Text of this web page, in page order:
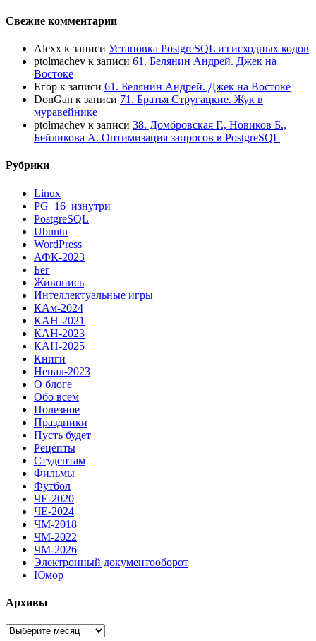
Свежие комментарии
Alexx к записи Установка PostgreSQL из исходных кодов
ptolmachev к записи 61. Белянин Андрей. Джек на
Востоке
Егор к записи 61. Белянин Андрей. Джек на Востоке
DonGan к записи 71. Братья Стругацкие. Жук в
муравейнике
ptolmachev к записи 38. Домбровская Г., Новиков Б.,
Бейликова А. Оптимизация запросов в PostgreSQL
Рубрики
Linux
PG_16_изнутри
PostgreSQL
Ubuntu
WordPress
АФК-2023
Бег
Живопись
Интеллектуальные игры
КАм-2024
КАН-2021
КАН-2023
КАН-2025
Книги
Непал-2023
О блоге
Обо всем
Полезное
Праздники
Пусть будет
Рецепты
Студентам
Фильмы
Футбол
ЧЕ-2020
ЧЕ-2024
ЧМ-2018
ЧМ-2022
ЧМ-2026
Электронный документооборот
Юмор
Архивы
Архивы